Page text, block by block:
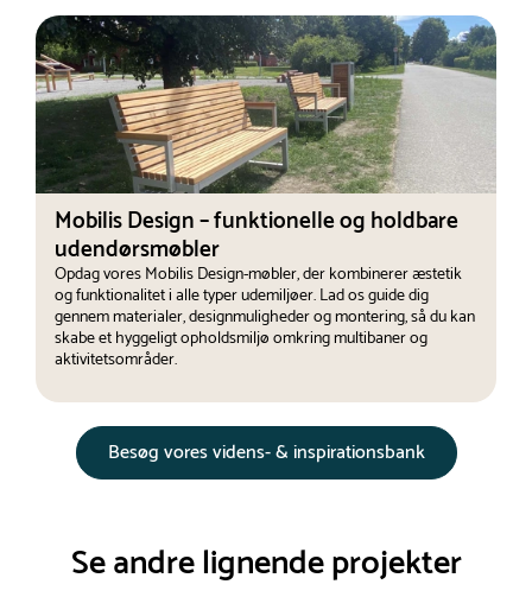
Mobilis Design – funktionelle og holdbare
udendørsmøbler
Opdag vores Mobilis Design-møbler, der kombinerer æstetik
og funktionalitet i alle typer udemiljøer. Lad os guide dig
gennem materialer, designmuligheder og montering, så du kan
skabe et hyggeligt opholdsmiljø omkring multibaner og
aktivitetsområder.
Besøg vores videns- & inspirationsbank
Se andre lignende projekter